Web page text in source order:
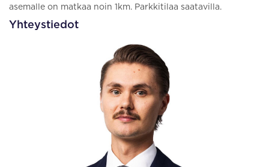
asemalle on matkaa noin 1km. Parkkitilaa saatavilla.
Yhteystiedot